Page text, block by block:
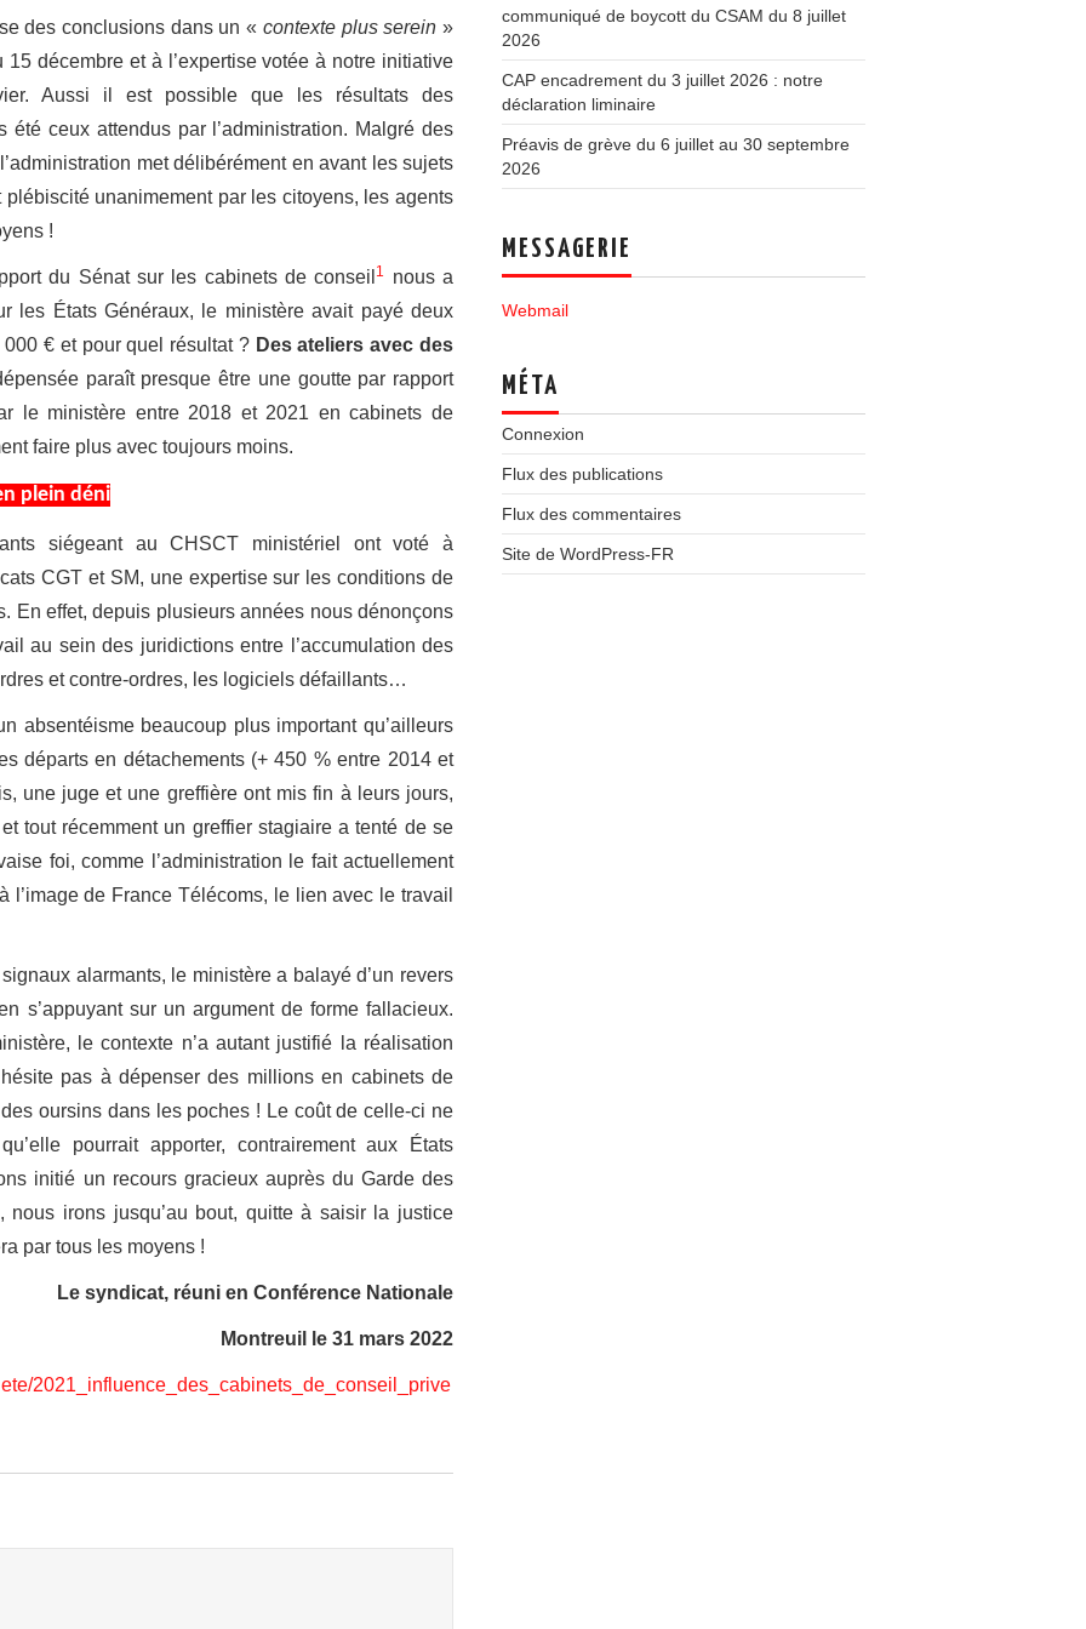
des conclusions dans un « contexte plus serein »
décembre et à l’expertise votée à notre initiative
Aussi il est possible que les résultats des
été ceux attendus par l’administration. Malgré des
met délibérément en avant les sujets
unanimement par les citoyens, les agents
!
du Sénat sur les cabinets de conseil 1
nous a
les États Généraux, le ministère avait payé deux
€ et pour quel résultat ? Des ateliers avec des
paraît presque être une goutte par rapport
le ministère entre 2018 et 2021 en cabinets de
faire plus avec toujours moins.
plein déni
siégeant au CHSCT ministériel ont voté à
CGT et SM, une expertise sur les conditions de
En effet, depuis plusieurs années nous dénonçons
au sein des juridictions entre l’accumulation des
et contre-ordres, les logiciels défaillants…
absentéisme beaucoup plus important qu’ailleurs
départs en détachements (+ 450 % entre 2014 et
une juge et une greffière ont mis fin à leurs jours,
tout récemment un greffier stagiaire a tenté de se
foi, comme l’administration le fait actuellement
de France Télécoms, le lien avec le travail
alarmants, le ministère a balayé d’un revers
s’appuyant sur un argument de forme fallacieux.
le contexte n’a autant justifié la réalisation
pas à dépenser des millions en cabinets de
oursins dans les poches ! Le coût de celle-ci ne
pourrait apporter, contrairement aux États
initié un recours gracieux auprès du Garde des
nous irons jusqu’au bout, quitte à saisir la justice
par tous les moyens !
Le syndicat, réuni en Conférence Nationale
Montreuil le 31 mars 2022
2021_influence_des_cabinets_de_conseil_prive
communiqué de boycott du CSAM du 8 juillet
2026
CAP encadrement du 3 juillet 2026 : notre
déclaration liminaire
Préavis de grève du 6 juillet au 30 septembre
2026
MESSAGERIE
Webmail
MÉTA
Connexion
Flux des publications
Flux des commentaires
Site de WordPress-FR